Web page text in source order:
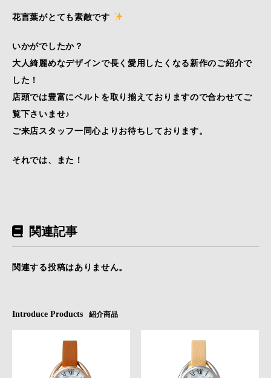
花言葉がとても素敵です
いかがでしたか？
大人綺麗めなデザインで長く愛用したくなる新作のご紹介で
した！
店頭では豊富にベルトを取り揃えておりますので合わせてご
覧下さいませ♪
ご来店スタッフ一同心よりお待ちしております。
それでは、また！
関連記事
関連する投稿はありません。
Introduce Products 紹介商品